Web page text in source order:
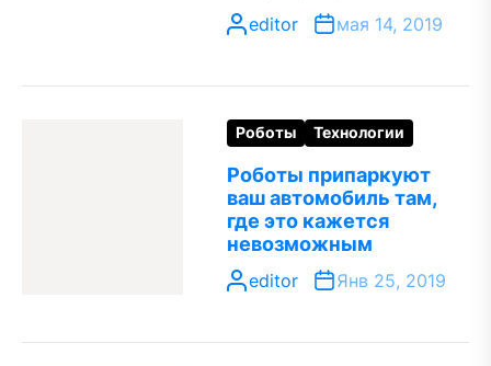
editor мая 14, 2019
Роботы Технологии
Роботы припаркуют
ваш автомобиль там,
где это кажется
невозможным
editor Янв 25, 2019